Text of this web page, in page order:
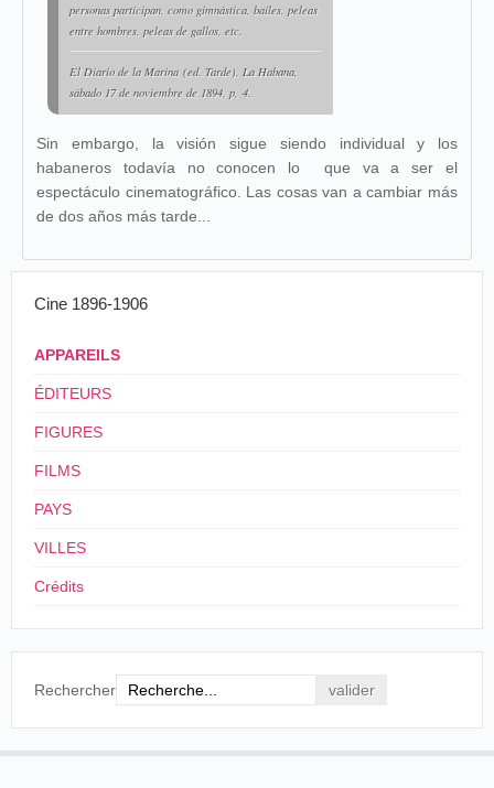
personas participan, como gimnástica, bailes, peleas
entre hombres, peleas de gallos, etc.
El Diario de la Marina (ed. Tarde), La Habana,
sábado 17 de noviembre de 1894, p, 4.
Sin embargo, la visión sigue siendo individual y los
habaneros todavía no conocen lo que va a ser el
espectáculo cinematográfico. Las cosas van a cambiar más
de dos años más tarde...
Cine 1896-1906
APPAREILS
ÉDITEURS
FIGURES
FILMS
PAYS
VILLES
Crédits
Rechercher